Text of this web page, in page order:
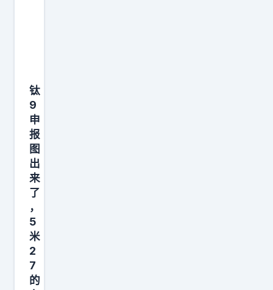
漆
面
遇
水
会
迅
速
变
成
水
珠
并
/
1
9
6
0
/
1
4
9
5
m
m
钛
9
申
报
图
出
来
了
，
5
米
2
7
的